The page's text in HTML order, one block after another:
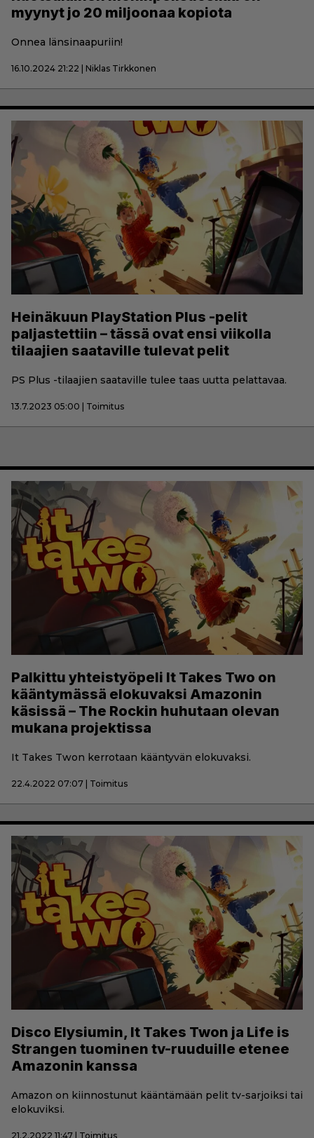
myynyt jo 20 miljoonaa kopiota
Onnea länsinaapuriin!
16.10.2024 21:22 | Niklas Tirkkonen
Heinäkuun PlayStation Plus -pelit
paljastettiin – tässä ovat ensi viikolla
tilaajien saataville tulevat pelit
PS Plus -tilaajien saataville tulee taas uutta pelattavaa.
13.7.2023 05:00 | Toimitus
Palkittu yhteistyöpeli It Takes Two on
kääntymässä elokuvaksi Amazonin
käsissä – The Rockin huhutaan olevan
mukana projektissa
It Takes Twon kerrotaan kääntyvän elokuvaksi.
22.4.2022 07:07 | Toimitus
Disco Elysiumin, It Takes Twon ja Life is
Strangen tuominen tv-ruuduille etenee
Amazonin kanssa
Amazon on kiinnostunut kääntämään pelit tv-sarjoiksi tai
elokuviksi.
21.2.2022 11:47 | Toimitus